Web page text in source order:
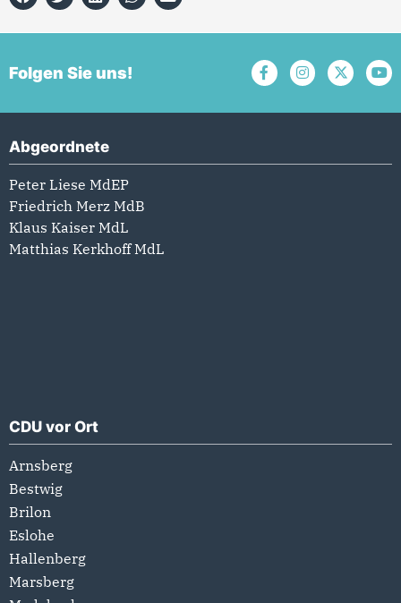
Folgen Sie uns!
Abgeordnete
Peter Liese MdEP
Friedrich Merz MdB
Klaus Kaiser MdL
Matthias Kerkhoff MdL
CDU vor Ort
Arnsberg
Bestwig
Brilon
Eslohe
Hallenberg
Marsberg